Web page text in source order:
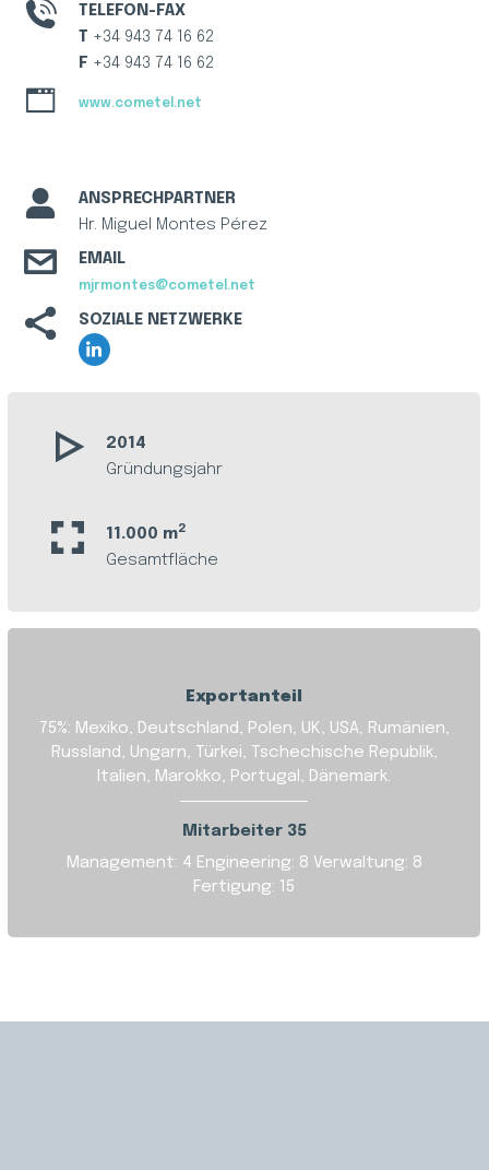
TELEFON-FAX
T +34 943 74 16 62
F +34 943 74 16 62
www.cometel.net
ANSPRECHPARTNER
Hr. Miguel Montes Pérez
EMAIL
mjrmontes@cometel.net
SOZIALE NETZWERKE
2014
Gründungsjahr
11.000 m2
Gesamtfläche
Exportanteil
75%: Mexiko, Deutschland, Polen, UK, USA, Rumänien,
Russland, Ungarn, Türkei, Tschechische Republik,
Italien, Marokko, Portugal, Dänemark.
Mitarbeiter 35
Management: 4 Engineering: 8 Verwaltung: 8
Fertigung: 15